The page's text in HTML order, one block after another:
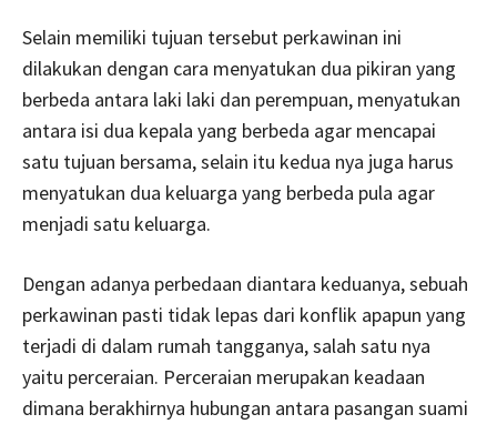
Selain memiliki tujuan tersebut perkawinan ini
dilakukan dengan cara menyatukan dua pikiran yang
berbeda antara laki laki dan perempuan, menyatukan
antara isi dua kepala yang berbeda agar mencapai
satu tujuan bersama, selain itu kedua nya juga harus
menyatukan dua keluarga yang berbeda pula agar
menjadi satu keluarga.
Dengan adanya perbedaan diantara keduanya, sebuah
perkawinan pasti tidak lepas dari konflik apapun yang
terjadi di dalam rumah tangganya, salah satu nya
yaitu perceraian. Perceraian merupakan keadaan
dimana berakhirnya hubungan antara pasangan suami